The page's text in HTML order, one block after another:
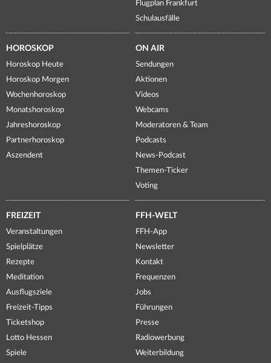
Flugplan Frankfurt
Schulausfälle
HOROSKOP
Horoskop Heute
Horoskop Morgen
Wochenhoroskop
Monatshoroskop
Jahreshoroskop
Partnerhoroskop
Aszendent
ON AIR
Sendungen
Aktionen
Videos
Webcams
Moderatoren & Team
Podcasts
News-Podcast
Themen-Ticker
Voting
FREIZEIT
Veranstaltungen
Spielplätze
Rezepte
Meditation
Ausflugsziele
Freizeit-Tipps
Ticketshop
Lotto Hessen
Spiele
FFH-WELT
FFH-App
Newsletter
Kontakt
Frequenzen
Jobs
Führungen
Presse
Radiowerbung
Weiterbildung